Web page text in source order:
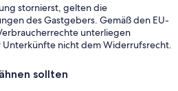
stornierst, gelten die
des Gastgebers. Gemäß den EU-
unterliegen
Unterkünfte nicht dem Widerrufsrecht.
sollten